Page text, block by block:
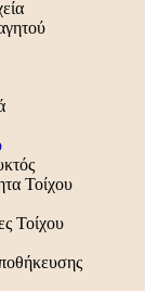
Τοίχου
Τοίχου